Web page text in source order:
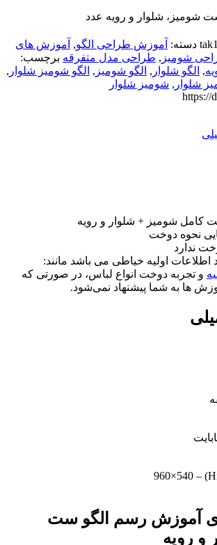
شومیز، شلوار و رویه عدد
دسته: آموزش طراحی الگو, آموزش های
شومیز , طراحی مدل متفرقه برچسب:
, الگو شلوار , الگو شومیز , الگو شومیز شلوار ,
شلوار , شومیز شلوار
https://
کامل شومیز + شلوار و رویه
نحوه دوخت
ندارد
اطلاعات اولیه خیاطی می باشد مانند:
و تجربه دوخت انواع لباس، در صورتی که
ها به شما پیشنهاد نمی‌شود.
آموزش رسم الگو ست
و رویه